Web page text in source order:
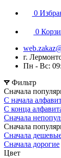
0
0
г.
Пн - Вс:
Фильтр
Сначала
С начала
С конца
Сначала
Сначала
Сначала
Сначала дорогие
Цвет